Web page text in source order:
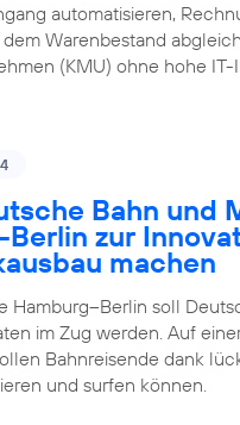
automatisieren,
Warenbestand
(KMU) ohne hohe
Bahn und
zur
machen
Hamburg–Berlin soll
im Zug werden. Auf
Bahnreisende dank
und surfen können.